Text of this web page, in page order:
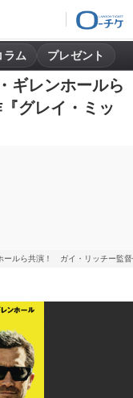
ラム プレゼント
ギレンホールら
グレイ・ミッ
ールら共演！ ガイ・リッチー監